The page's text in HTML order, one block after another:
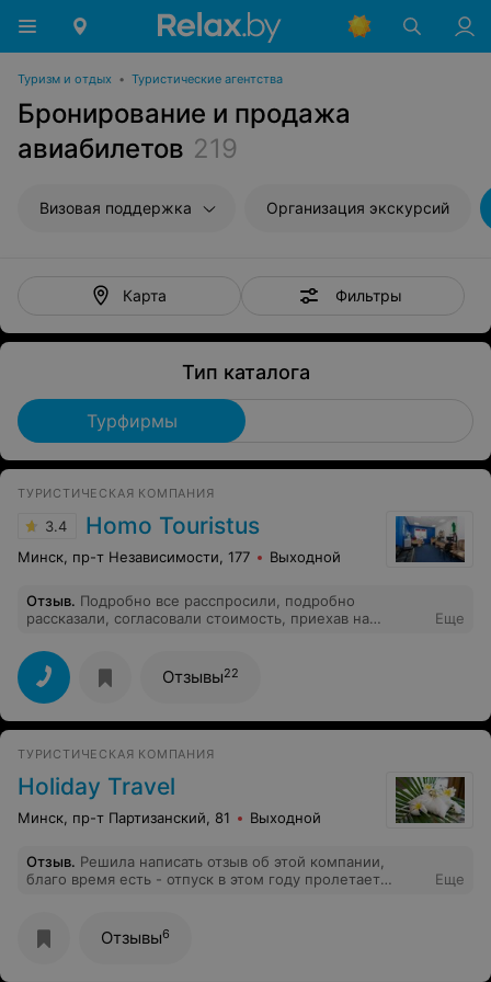
Туризм и отдых • Туристические агентства
Бронирование и продажа
авиабилетов 219
Визовая поддержка Организация экскурсий
Карта Фильтры
Тип каталога
Турфирмы
ТУРИСТИЧЕСКАЯ КОМПАНИЯ
3.4 Homo Touristus
Минск, пр-т Независимости, 177 Выходной
Отзыв. Подробно все расспросили, подробно
рассказали, согласовали стоимость, приехав на
увеличилась, объяснили человеческий фактор. Не
рекомендую данную фирму.
Еще
Отзывы22
ТУРИСТИЧЕСКАЯ КОМПАНИЯ
Holiday Travel
Минск, пр-т Партизанский, 81 Выходной
Отзыв. Решила написать отзыв об этой компании,
благо время есть - отпуск в этом году пролетает
раз 5-6. Настоящий профи, умница, красавица +
глубоко порядочный человек. Отдыхом оставались
Еще
Отзывы6